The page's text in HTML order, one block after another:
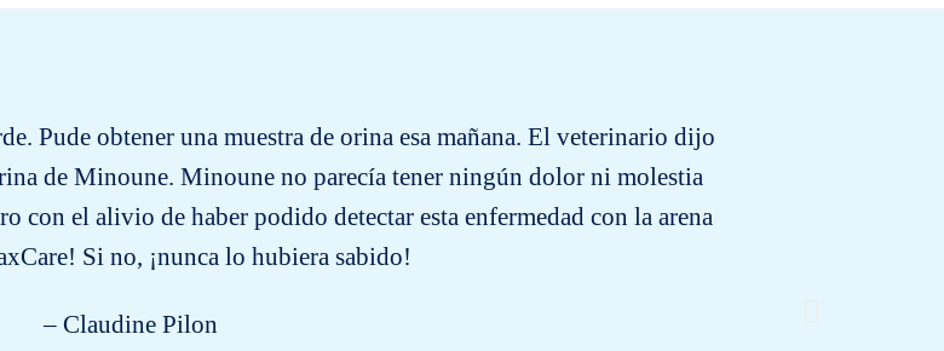
Pude obtener una muestra de orina esa mañana. El veterinario dijo
de Minoune. Minoune no parecía tener ningún dolor ni molestia
con el alivio de haber podido detectar esta enfermedad con la arena
Si no, ¡nunca lo hubiera sabido!
– Claudine Pilon